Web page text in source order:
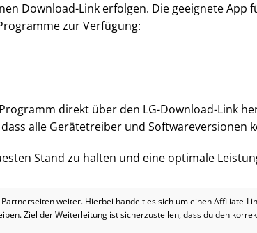
Download-Link erfolgen. Die geeignete App
zur Verfügung:
direkt über den LG-Download-Link
alle Gerätetreiber und Softwareversionen
Stand zu halten und eine optimale
weiter. Hierbei handelt es sich um einen Affiliate-
Ziel der Weiterleitung ist sicherzustellen, dass du den